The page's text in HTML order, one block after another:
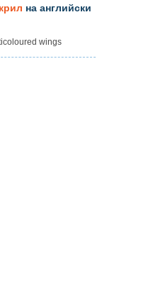
на английски
wings